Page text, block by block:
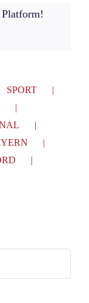
Platform!
SPORT